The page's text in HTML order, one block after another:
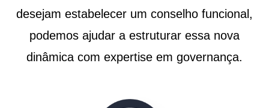
desejam estabelecer um conselho funcional,
podemos ajudar a estruturar essa nova
dinâmica com expertise em governança.